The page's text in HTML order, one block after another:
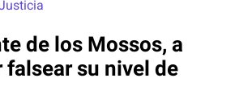
de los Mossos, a
su nivel de